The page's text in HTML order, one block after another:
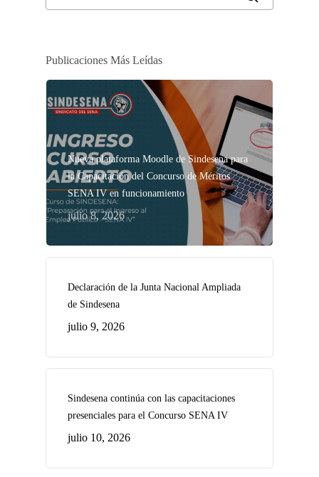
Publicaciones Más Leídas
Nueva plataforma Moodle de Sindesena para
la Capacitación del Concurso de Méritos
SENA IV en funcionamiento
julio 8, 2026
Declaración de la Junta Nacional Ampliada
de Sindesena
julio 9, 2026
Sindesena continúa con las capacitaciones
presenciales para el Concurso SENA IV
julio 10, 2026